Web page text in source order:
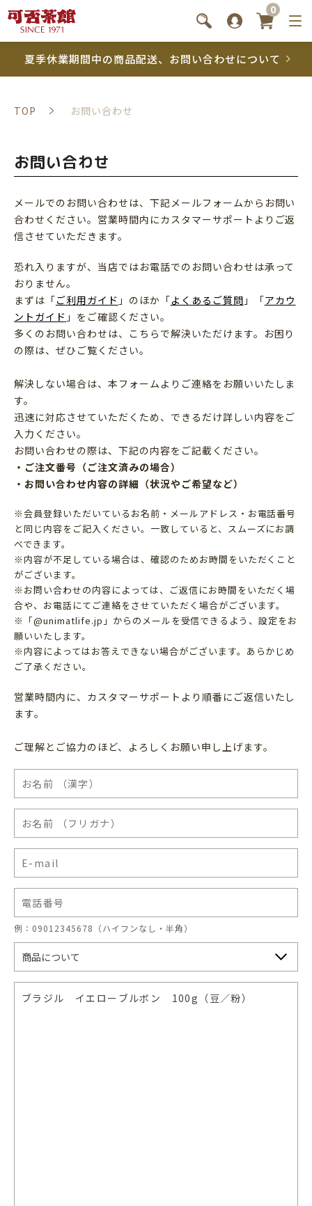
0
夏季休業期間中の商品配送、お問い合わせについて
TOP お問い合わせ
お問い合わせ
メールでのお問い合わせは、下記メールフォームからお問い
合わせください。営業時間内にカスタマーサポートよりご返
信させていただきます。
恐れ入りますが、当店ではお電話でのお問い合わせは承って
おりません。
まずは「ご利用ガイド 」のほか「よくあるご質問 」「アカウ
ントガイド 」をご確認ください。
多くのお問い合わせは、こちらで解決いただけます。お困り
の際は、ぜひご覧ください。
解決しない場合は、本フォームよりご連絡をお願いいたしま
す。
迅速に対応させていただくため、できるだけ詳しい内容をご
入力ください。
お問い合わせの際は、下記の内容をご記載ください。
・ご注文番号（ご注文済みの場合）
・お問い合わせ内容の詳細（状況やご希望など）
※会員登録いただいているお名前・メールアドレス・お電話番号
と同じ内容をご記入ください。一致していると、スムーズにお調
べできます。
※内容が不足している場合は、確認のためお時間をいただくこと
がございます。
※お問い合わせの内容によっては、ご返信にお時間をいただく場
合や、お電話にてご連絡をさせていただく場合がございます。
※「@unimatlife.jp」からのメールを受信できるよう、設定をお
願いいたします。
※内容によってはお答えできない場合がございます。あらかじめ
ご了承ください。
営業時間内に、カスタマーサポートより順番にご返信いたし
ます。
ご理解とご協力のほど、よろしくお願い申し上げます。
例：09012345678（ハイフンなし・半角）